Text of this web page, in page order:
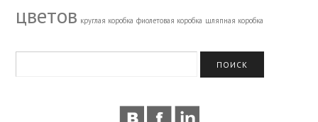
цветов круглая коробка фиолетовая коробка шляпная коробка